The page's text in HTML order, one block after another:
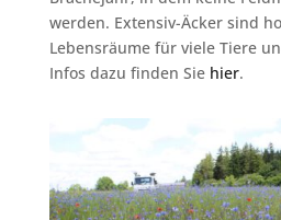
werden. Extensiv-Äcker sind
Lebensräume für viele Tiere
Infos dazu finden Sie hier.